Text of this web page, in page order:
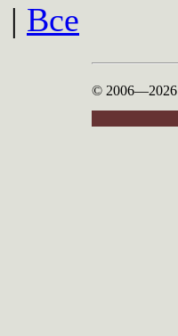
| Все
© 2006—2026